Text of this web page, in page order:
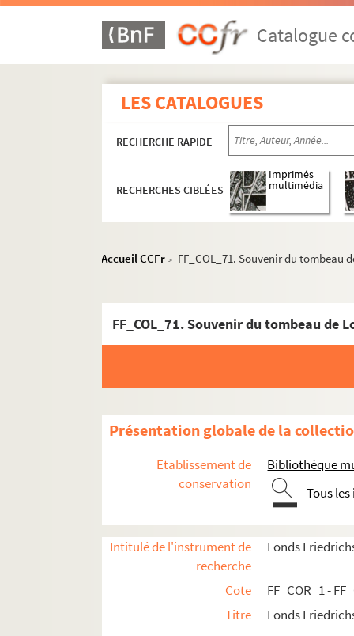
Catalogue
LES CATALOGUES
RECHERCHE RAPIDE
RECHERCHES CIBLÉES
Imprimés
multimédia
Accueil CCFr > FF_COL_71. Souvenir du tombeau
FF_COL_71. Souvenir du tombeau de
Présentation globale de la
Etablissement de
conservation
Bibliothèque
Tous
Intitulé de l'instrument de
recherche
Fonds
Cote
FF_COR_1 -
Titre
Fonds
Papiers personnels
Collection